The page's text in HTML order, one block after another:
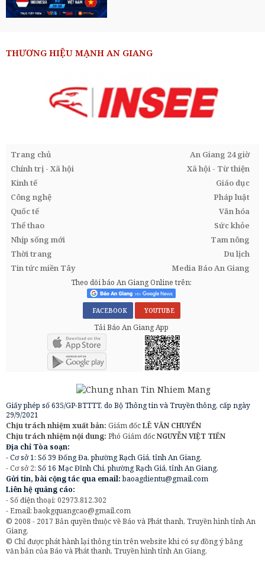
THƯƠNG HIỆU MẠNH AN GIANG
Trang chủ
An Giang 24 giờ
Chính trị - Xã hội
Xã hội - Từ thiện
Kinh tế
Giáo dục
Công nghệ
Pháp luật
Quốc tế
Văn hóa
Thể thao
Sức khỏe
Nhịp sống mới
Tam nông
Thời trang
Du lịch
Tin tức miền Tây
Media Báo An Giang
Theo dõi báo An Giang Online trên:
FACEBOOK YOUTUBE
Tải Báo An Giang App
Giấy phép số 635/GP-BTTTT, do Bộ Thông tin và Truyền thông, cấp ngày
29/9/2021
Chịu trách nhiệm xuất bản: Giám đốcLÊ VĂN CHUYỂN
Chịu trách nhiệm nội dung: Phó Giám đốcNGUYỄN VIỆT TIẾN
Địa chỉ Tòa soạn:
- Cơ sở 1: Số 39 Đống Đa, phường Rạch Giá, tỉnh An Giang.
- Cơ sở 2: Số 16 Mạc Đĩnh Chi, phường Rạch Giá, tỉnh An Giang.
Gửi tin, bài cộng tác qua email:baoagdientu@gmail.com
Liên hệ quảng cáo:
- Số điện thoại: 02973.812.302
- Email:baokgquangcao@gmail.com
© 2008 - 2017 Bản quyền thuộc về Báo và Phát thanh, Truyền hình tỉnh An
Giang.
© Chỉ được phát hành lại thông tin trên website khi có sự đồng ý bằng
văn bản của Báo và Phát thanh, Truyền hình tỉnh An Giang.